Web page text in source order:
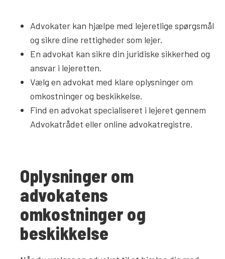
Advokater kan hjælpe med lejeretlige spørgsmål
og sikre dine rettigheder som lejer.
En advokat kan sikre din juridiske sikkerhed og
ansvar i lejeretten.
Vælg en advokat med klare oplysninger om
omkostninger og beskikkelse.
Find en advokat specialiseret i lejeret gennem
Advokatrådet eller online advokatregistre.
Oplysninger om
advokatens
omkostninger og
beskikkelse